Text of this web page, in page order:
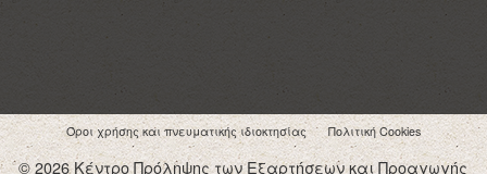
Όροι χρήσης και πνευματικής ιδιοκτησίας Πολιτική Cookies
© 2026 Κέντρο Πρόληψης των Εξαρτήσεων και Προαγωγής